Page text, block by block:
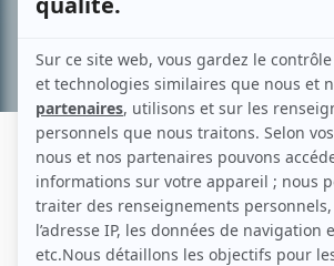
MAUDE GIGUÈRE